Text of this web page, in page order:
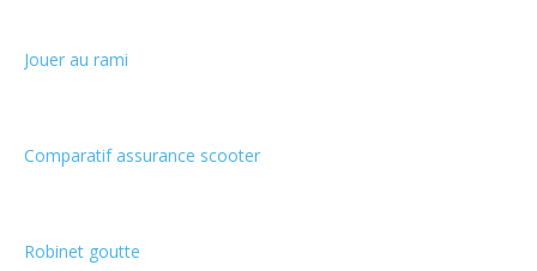
Jouer au rami
Comparatif assurance scooter
Robinet goutte